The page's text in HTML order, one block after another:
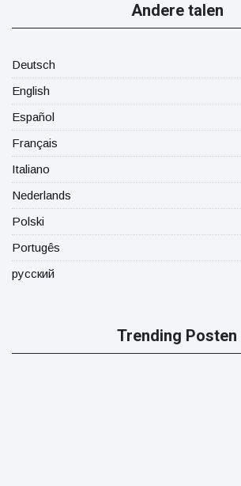
Andere talen
Deutsch
English
Español
Français
Italiano
Nederlands
Polski
Portugês
русский
Trending Posten